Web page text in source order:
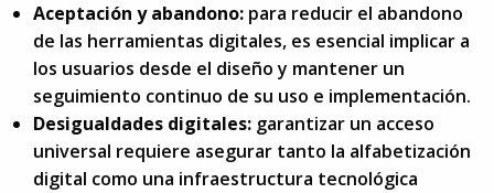
Aceptación y abandono: para reducir el abandono
de las herramientas digitales, es esencial implicar a
los usuarios desde el diseño y mantener un
seguimiento continuo de su uso e implementación.
Desigualdades digitales: garantizar un acceso
universal requiere asegurar tanto la alfabetización
digital como una infraestructura tecnológica